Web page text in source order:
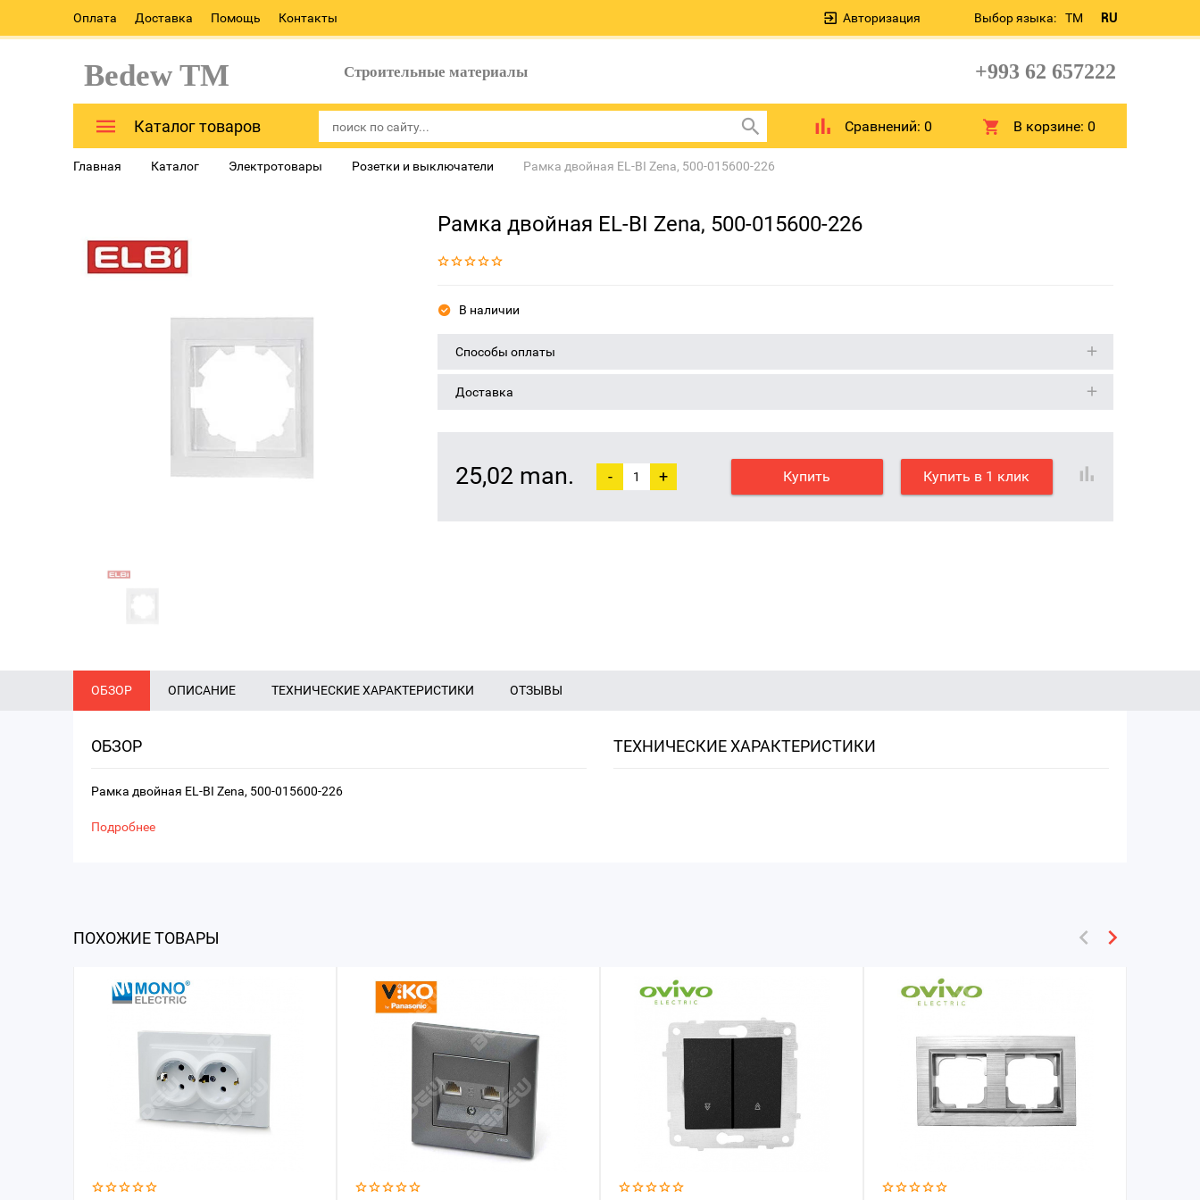
Оплата Доставка Помощь Контакты Выбор языка: TM RU
Авторизация
Bedew TM Строительные материалы +993 62 657222
Каталог товаров Сравнений: 0 В корзине:0
Главная Каталог Электротовары Розетки и выключатели Рамка двойная EL-BI Zena, 500-015600-226
Рамка двойная EL-BI Zena, 500-015600-226
В наличии
Способы оплаты
Доставка
25,02 man. - + Купить Купить в 1 клик
ОБЗОР ОПИСАНИЕ ТЕХНИЧЕСКИЕ ХАРАКТЕРИСТИКИ ОТЗЫВЫ
ОБЗОР
Рамка двойная EL-BI Zena, 500-015600-226
Подробнее
ТЕХНИЧЕСКИЕ ХАРАКТЕРИСТИКИ
ПОХОЖИЕ ТОВАРЫ